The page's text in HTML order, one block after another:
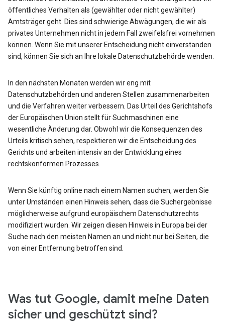
öffentliches Verhalten als (gewählter oder nicht gewählter)
Amtsträger geht. Dies sind schwierige Abwägungen, die wir als
privates Unternehmen nicht in jedem Fall zweifelsfrei vornehmen
können. Wenn Sie mit unserer Entscheidung nicht einverstanden
sind, können Sie sich an Ihre lokale Datenschutzbehörde wenden.
In den nächsten Monaten werden wir eng mit
Datenschutzbehörden und anderen Stellen zusammenarbeiten
und die Verfahren weiter verbessern. Das Urteil des Gerichtshofs
der Europäischen Union stellt für Suchmaschinen eine
wesentliche Änderung dar. Obwohl wir die Konsequenzen des
Urteils kritisch sehen, respektieren wir die Entscheidung des
Gerichts und arbeiten intensiv an der Entwicklung eines
rechtskonformen Prozesses.
Wenn Sie künftig online nach einem Namen suchen, werden Sie
unter Umständen einen Hinweis sehen, dass die Suchergebnisse
möglicherweise aufgrund europäischem Datenschutzrechts
modifiziert wurden. Wir zeigen diesen Hinweis in Europa bei der
Suche nach den meisten Namen an und nicht nur bei Seiten, die
von einer Entfernung betroffen sind.
Was tut Google, damit meine Daten
sicher und geschützt sind?